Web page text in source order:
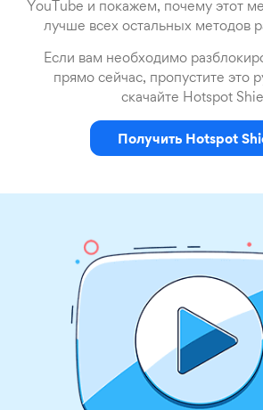
YouTube и покажем, почему этот
лучше всех остальных методов
Если вам необходимо
прямо сейчас, пропустите это
скачайте Hotspot
Получить Hotspot